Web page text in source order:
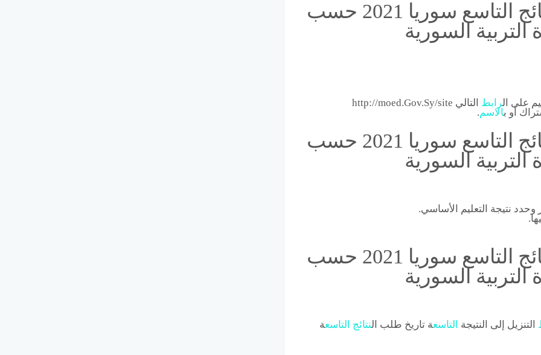
إعرف الآن | رابط تطبيق نتائج التاسع سوريا 2021 حسب
السورية
على الرابط التالي http://moed.Gov.Sy/site
أو بالاسم.
إعرف الآن | رابط تطبيق نتائج التاسع سوريا 2021 حسب
السورية
وحدد نتيجة التعليم الأساسي.
إعرف الآن | رابط تطبيق نتائج التاسع سوريا 2021 حسب
السورية
التنزيل إلى النتيجة التاسعة تاريخ طلب النتائج التاسعة